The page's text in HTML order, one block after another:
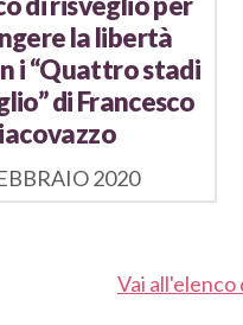
la libertà
i “Quattro stadi
di Francesco
2020
Vai